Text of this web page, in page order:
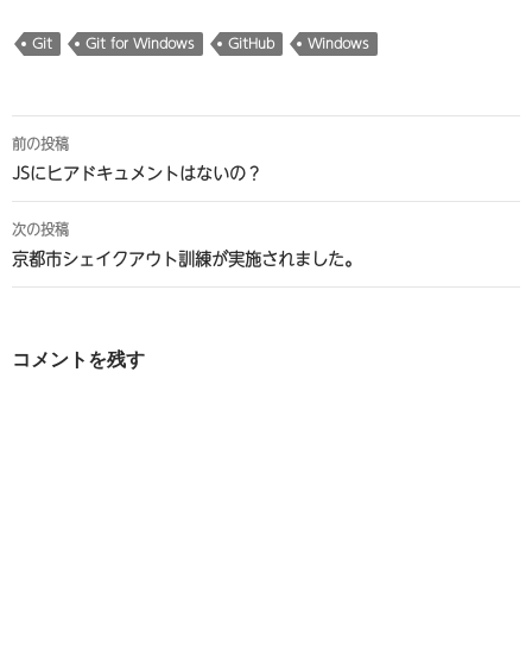
Git Git for Windows GitHub Windows
投
稿
ナ
ビ
ゲ
ー
前の投稿
JSにヒアドキュメントはないの？
次の投稿
京都市シェイクアウト訓練が実施されました。
コメントを残す